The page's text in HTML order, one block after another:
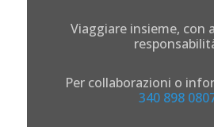
Viaggiare insieme, con
Per collaborazioni o
340 898